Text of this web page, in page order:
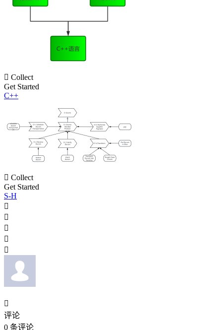
 Collect
Get Started
C++
 Collect
Get Started
S-H






评论
0 条评论